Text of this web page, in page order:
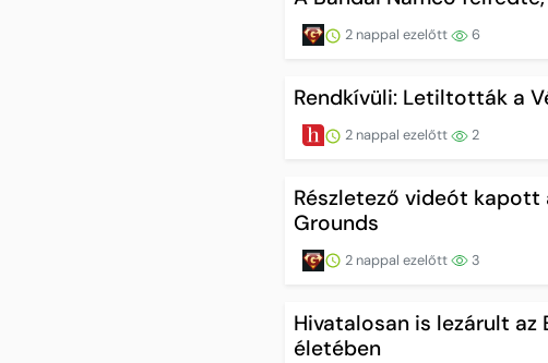
2 nappal ezelőtt 6
Rendkívüli: Letiltották a
2 nappal ezelőtt 2
Részletező videót kapott
Grounds
2 nappal ezelőtt 3
Hivatalosan is lezárult az
életében